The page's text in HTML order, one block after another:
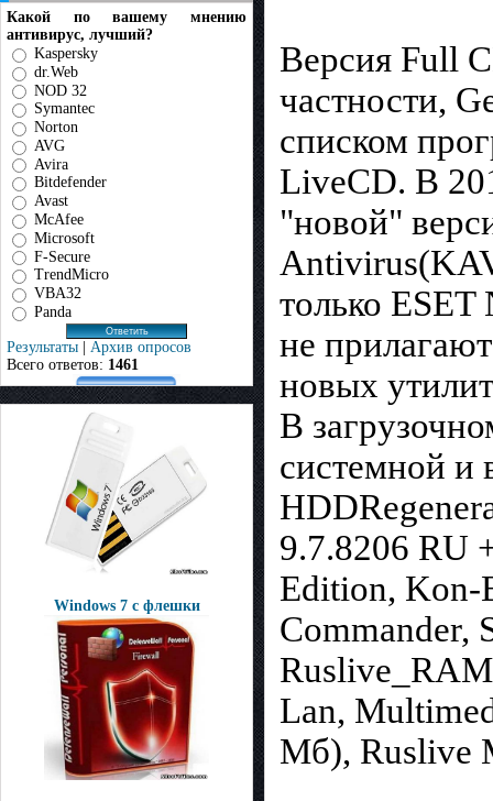
Какой по вашему мнению
антивирус, лучший?
Kaspersky
dr.Web
NOD 32
Symantec
Norton
AVG
Avira
Bitdefender
Avast
McAfee
Microsoft
F-Secure
TrendMicro
VBA32
Panda
Результаты | Архив опросов
Всего ответов: 1461
Windows 7 с флешки
Версия Full
частности,
списком
LiveCD. В
"новой"
только
не
новых
В
системной и
9.7.8206 RU
Edition, Kon-
Commander,
Lan,
Мб), Ruslive